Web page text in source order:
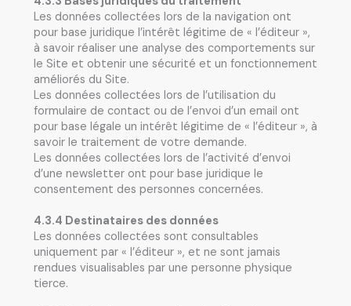
Les données collectées lors de la navigation ont
pour base juridique l’intérêt légitime de « l’éditeur »,
à savoir réaliser une analyse des comportements sur
le Site et obtenir une sécurité et un fonctionnement
améliorés du Site.
Les données collectées lors de l’utilisation du
formulaire de contact ou de l’envoi d’un email ont
pour base légale un intérêt légitime de « l’éditeur », à
savoir le traitement de votre demande.
Les données collectées lors de l’activité d’envoi
d’une newsletter ont pour base juridique le
consentement des personnes concernées.
4.3.4 Destinataires des données
Les données collectées sont consultables
uniquement par « l’éditeur », et ne sont jamais
rendues visualisables par une personne physique
tierce.